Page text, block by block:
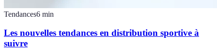
Tendances6 min
Les nouvelles tendances en distribution sportive à
suivre